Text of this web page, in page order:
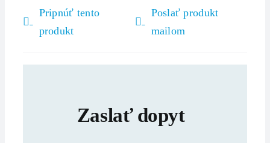
Pripnúť tento
produkt
Poslať produkt
mailom
Zaslať dopyt